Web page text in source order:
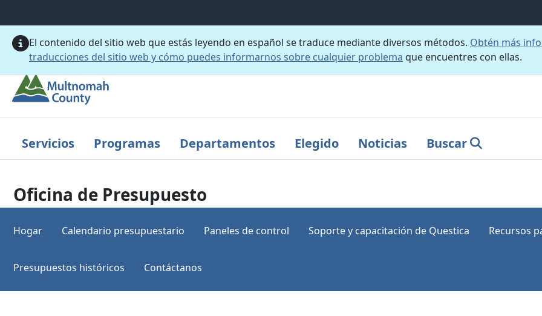
El contenido del sitio web que estás leyendo en español se traduce mediante diversos métodos. Obtén más
traducciones del sitio web y cómo puedes informarnos sobre cualquier problema que encuentres con ellas.
Servicios Programas Departamentos Elegido Noticias Buscar
Oficina de Presupuesto
Hogar Calendario presupuestario Paneles de control Soporte y capacitación de Questica Recursos
Presupuestos históricos Contáctanos